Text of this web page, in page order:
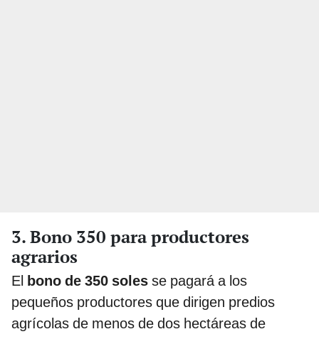
3. Bono 350 para productores
agrarios
El bono de 350 soles se pagará a los
pequeños productores que dirigen predios
agrícolas de menos de dos hectáreas de